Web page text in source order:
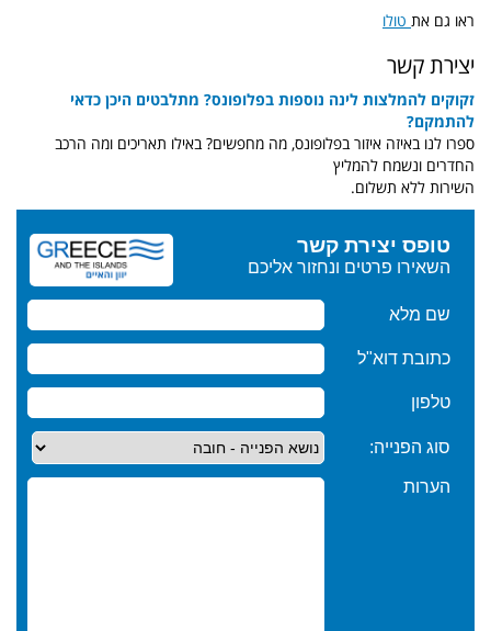
ראו גם את טולו
יצירת קשר
זקוקים להמלצות לינה נוספות בפלופונס? מתלבטים היכן כדאי
להתמקם?
ספרו לנו באיזה איזור בפלופונס, מה מחפשים? באילו תאריכים ומה הרכב
החדרים ונשמח להמליץ
השירות ללא תשלום.